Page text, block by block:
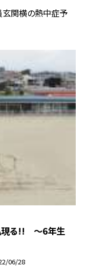
玄関横の熱中症予
現る!! 〜6年生
06/28